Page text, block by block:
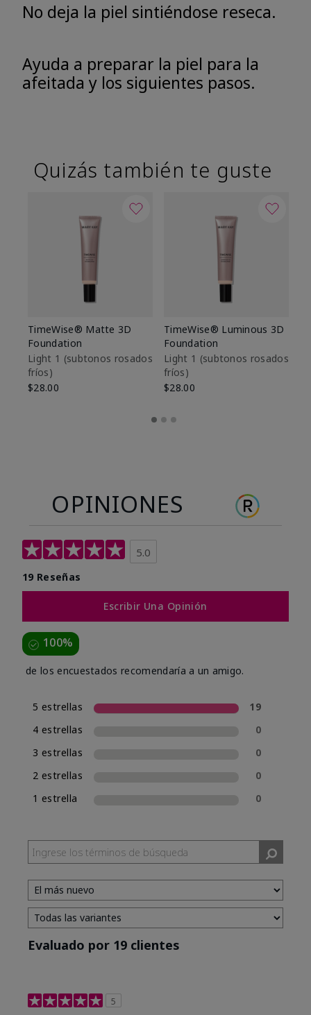
No deja la piel sintiéndose reseca.
Ayuda a preparar la piel para la
afeitada y los siguientes pasos.
Quizás también te guste
TimeWise® Matte 3D
Foundation
Light 1​ (subtonos rosados
fríos)
$28.00
TimeWise® Luminous 3D
Foundation
Light 1​ (subtonos rosados
fríos)
$28.00
OPINIONES
5.0
19 Reseñas
Escribir Una Opinión
100%
de los encuestados recomendaría a un amigo.
5 estrellas
19
4 estrellas
0
3 estrellas
0
2 estrellas
0
1 estrella
0
Evaluado por 19 clientes
5